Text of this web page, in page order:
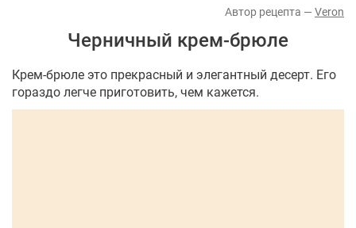
Veron
Черничный крем-брюле
Крем-брюле это прекрасный и элегантный десерт. Его
гораздо легче приготовить, чем кажется.